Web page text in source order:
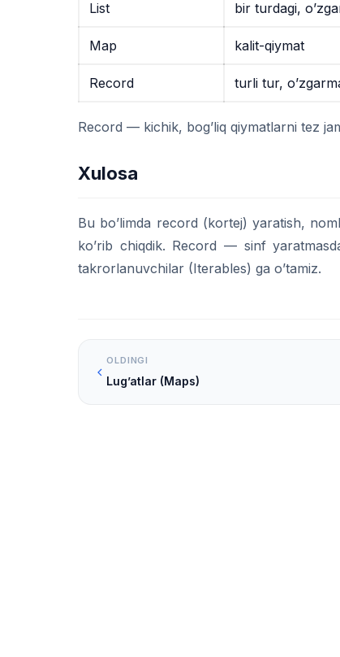
List bir turdagi,
Map kalit-qiymat
Record turli tur,
Record — kichik, bog’liq qiymatlarni tez
Xulosa
Bu bo’limda record (kortej) yaratish,
ko’rib chiqdik. Record — sinf
takrorlanuvchilar (Iterables) ga o’tamiz.
OLDINGI
Lug’atlar (Maps)